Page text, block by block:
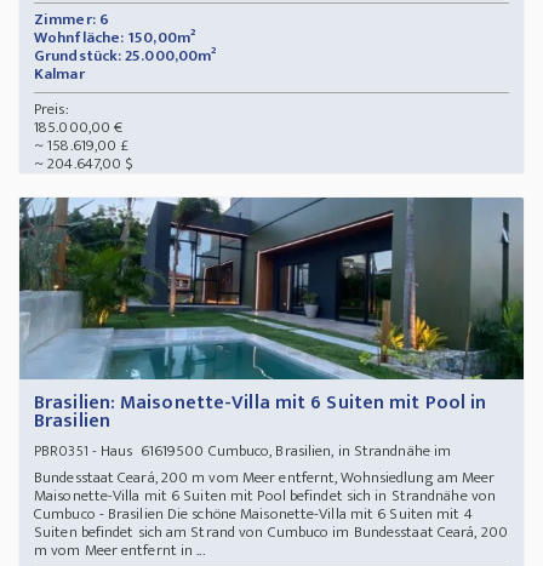
Zimmer: 6
Wohnfläche: 150,00m²
Grundstück: 25.000,00m²
Kalmar
Preis:
185.000,00 €
~ 158.619,00 £
~ 204.647,00 $
Brasilien: Maisonette-Villa mit 6 Suiten mit Pool in
Brasilien
PBR0351 - Haus 61619500 Cumbuco, Brasilien, in Strandnähe im
Bundesstaat Ceará, 200 m vom Meer entfernt, Wohnsiedlung am Meer
Maisonette-Villa mit 6 Suiten mit Pool befindet sich in Strandnähe von
Cumbuco - Brasilien Die schöne Maisonette-Villa mit 6 Suiten mit 4
Suiten befindet sich am Strand von Cumbuco im Bundesstaat Ceará, 200
m vom Meer entfernt in ...